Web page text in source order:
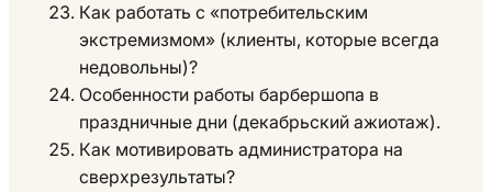
Как работать с «потребительским
экстремизмом» (клиенты, которые всегда
недовольны)?
Особенности работы барбершопа в
праздничные дни (декабрьский ажиотаж).
Как мотивировать администратора на
сверхрезультаты?